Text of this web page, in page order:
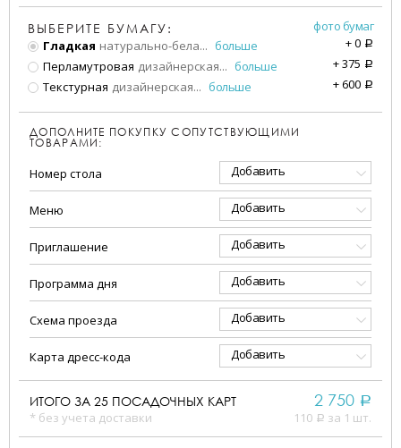
ВЫБЕРИТЕ БУМАГУ:
фото бумаг
Гладкая натурально-бела... больше +0 a
Перламутровая дизайнерская... больше +375 a
Текстурная дизайнерская... больше +600 a
ДОПОЛНИТЕ ПОКУПКУ СОПУТСТВУЮЩИМИ
ТОВАРАМИ:
Номер стола Добавить
Меню Добавить
Приглашение Добавить
Программа дня Добавить
Схема проезда Добавить
Карта дресс-кода Добавить
ИТОГО ЗА 25 ПОСАДОЧНЫХ КАРТ
* без учета доставки
2 750 a
110 a за 1 шт.